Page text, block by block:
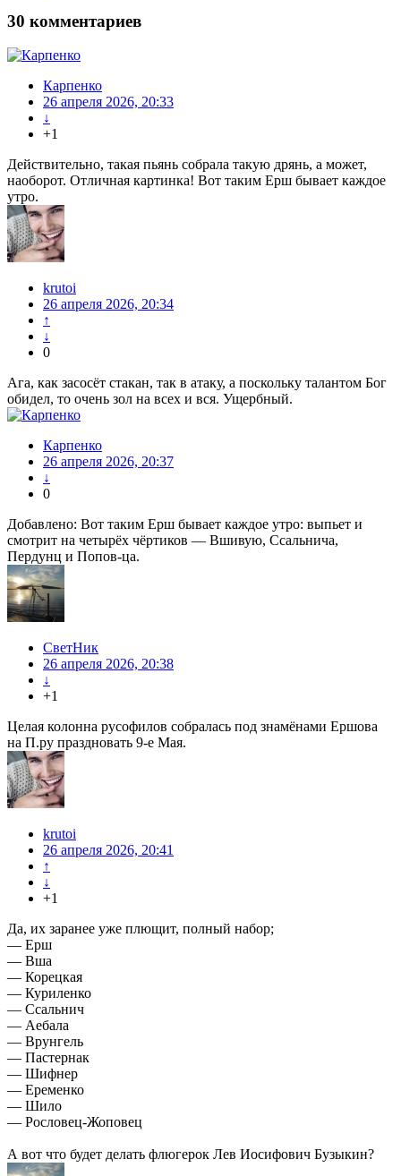
30 комментариев
Карпенко
26 апреля 2026, 20:33
↓
+1
Действительно, такая пьянь собрала такую дрянь, а может,
наоборот. Отличная картинка! Вот таким Ерш бывает каждое
утро.
krutoi
26 апреля 2026, 20:34
↑
↓
0
Ага, как засосёт стакан, так в атаку, а поскольку талантом Бог
обидел, то очень зол на всех и вся. Ущербный.
Карпенко
26 апреля 2026, 20:37
↓
0
Добавлено: Вот таким Ерш бывает каждое утро: выпьет и
смотрит на четырёх чёртиков — Вшивую, Ссальнича,
Пердунц и Попов-ца.
СветНик
26 апреля 2026, 20:38
↓
+1
Целая колонна русофилов собралась под знамёнами Ершова
на П.ру праздновать 9-е Мая.
krutoi
26 апреля 2026, 20:41
↑
↓
+1
Да, их заранее уже плющит, полный набор;
— Ерш
— Вша
— Корецкая
— Куриленко
— Ссальнич
— Аебала
— Врунгель
— Пастернак
— Шифнер
— Еременко
— Шило
— Рословец-Жоповец
А вот что будет делать флюгерок Лев Иосифович Бузыкин?